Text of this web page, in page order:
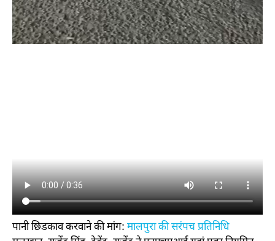
पानी छिडकाव करवाने की मांग: मालपुरा की सरंपच प्रतिनिधि